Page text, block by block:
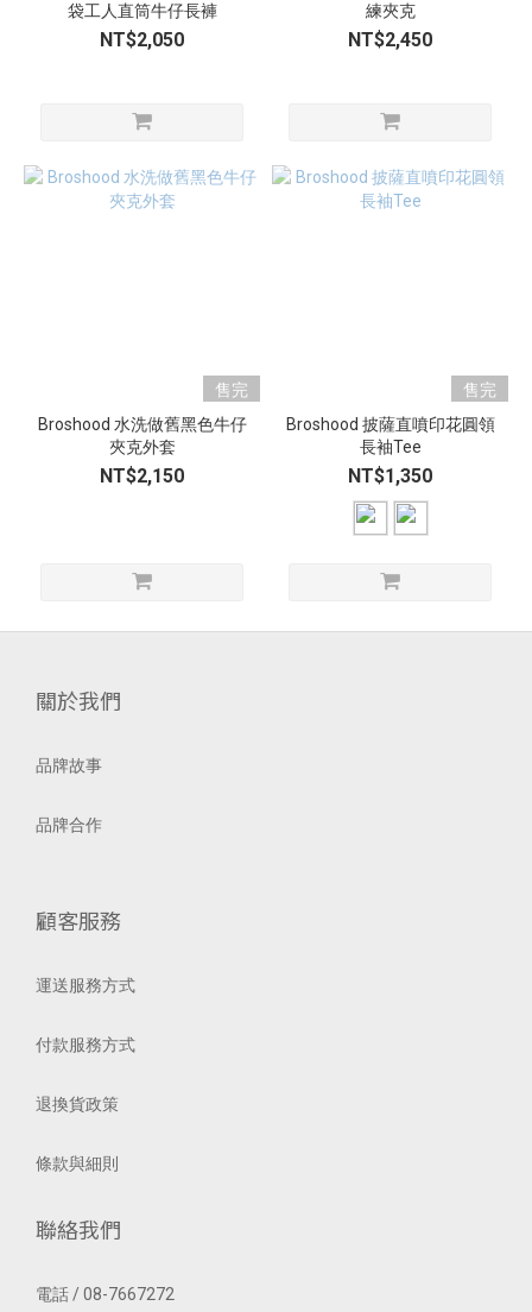
袋工人直筒牛仔長褲
NT$2,050
練夾克
NT$2,450
售完
Broshood 水洗做舊黑色牛仔
夾克外套
NT$2,150
售完
Broshood 披薩直噴印花圓領
長袖Tee
NT$1,350
關於我們
品牌故事
品牌合作
顧客服務
運送服務方式
付款服務方式
退換貨政策
條款與細則
聯絡我們
電話 / 08-7667272